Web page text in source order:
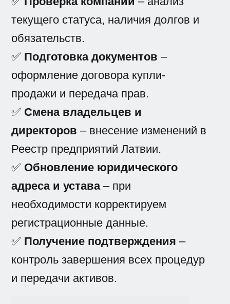
текущего статуса, наличия долгов и
обязательств.
✅ Подготовка документов –
оформление договора купли-
продажи и передача прав.
✅ Смена владельцев и
директоров – внесение изменений в
Реестр предприятий Латвии.
✅ Обновление юридического
адреса и устава– при
необходимости корректируем
регистрационные данные.
✅ Получение подтверждения –
контроль завершения всех процедур
и передачи активов.